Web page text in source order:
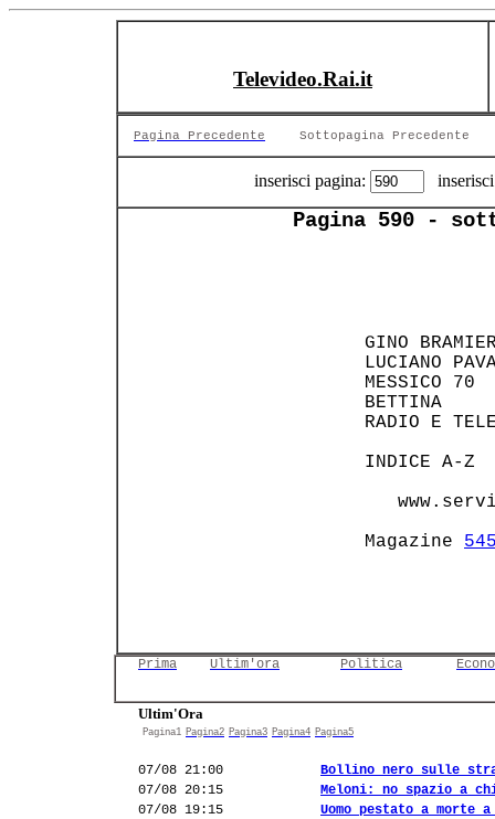
Televideo.Rai.it
Pagina Precedente Sottopagina Precedente
inserisci pagina:
Pagina 590 -
RADIO
    Magazine
Prima Ultim'ora Politica
Ultim'Ora
Pagina1 Pagina2 Pagina3 Pagina4 Pagina5
07/08 21:00
Bollino nero sulle
07/08 20:15
Meloni: no spazio a
07/08 19:15
Uomo pestato a morte